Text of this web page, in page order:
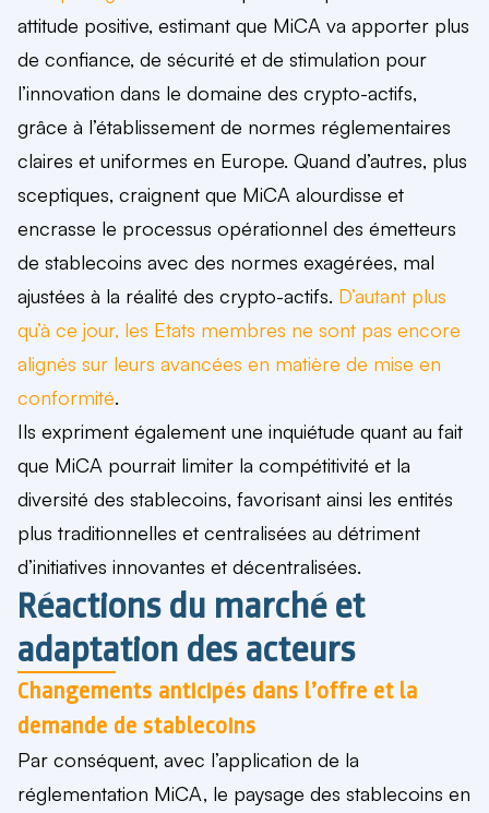
attitude positive, estimant que MiCA va apporter plus
de confiance, de sécurité et de stimulation pour
l’innovation dans le domaine des crypto-actifs,
grâce à l’établissement de normes réglementaires
claires et uniformes en Europe. Quand d’autres, plus
sceptiques, craignent que MiCA alourdisse et
encrasse le processus opérationnel des émetteurs
de stablecoins avec des normes exagérées, mal
ajustées à la réalité des crypto-actifs. D’autant plus
qu’à ce jour, les Etats membres ne sont pas encore
alignés sur leurs avancées en matière de mise en
conformité.
Ils expriment également une inquiétude quant au fait
que MiCA pourrait limiter la compétitivité et la
diversité des stablecoins, favorisant ainsi les entités
plus traditionnelles et centralisées au détriment
d’initiatives innovantes et décentralisées.
Réactions du marché et
adaptation des acteurs
Changements anticipés dans l’offre et la
demande de stablecoins
Par conséquent, avec l’application de la
réglementation MiCA, le paysage des stablecoins en